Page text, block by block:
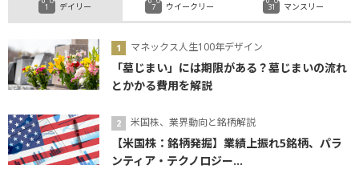
デイリー
マネックス人生100年デザイン
「墓じまい」には期限がある？墓じまいの流れ
とかかる費用を解説
米国株、業界動向と銘柄解説
【米国株：銘柄発掘】業績上振れ5銘柄、パラ
ンティア・テクノロジー...
ウイークリー マンスリー